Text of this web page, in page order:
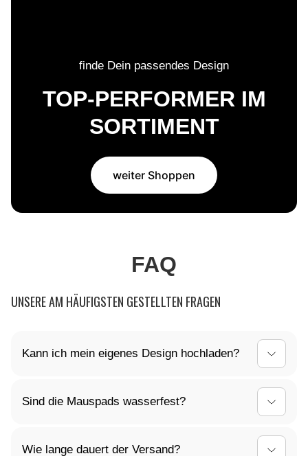
finde Dein passendes Design
TOP-PERFORMER IM
SORTIMENT
weiter Shoppen
FAQ
UNSERE AM HÄUFIGSTEN GESTELLTEN FRAGEN
Kann ich mein eigenes Design hochladen?
Vorstellungen gestalten! Lade dein individuelles
Design einfach hoch, und wir kümmern uns um den
Sind die Mauspads wasserfest?
wasserabweisend. Kleine Verschüttungen können
Wie lange dauert der Versand?